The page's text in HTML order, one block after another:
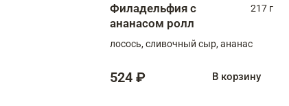
Филадельфия с
ананасом ролл
217 г
лосось, сливочный сыр, ананас
524 ₽ В корзину